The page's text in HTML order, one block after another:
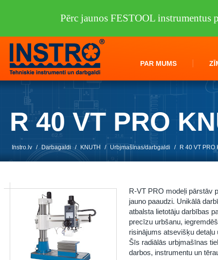
PAR MUMS
R 40 VT PRO
Instro.lv / Darbagaldi / KNUTH / Urbjmašīnas/darbgaldi / R 40 VT PRO
R-VT PRO modeļi pārstāv
jauno paaudzi. Unikālā
atbalsta lietotāju darbības
precīzu urbšanu,
risinājums atsevišķu detaļu
Šīs radiālās urbjmašīnas
darbos, instrumentu un
Pērc jaunos FESTOOL instrumentus